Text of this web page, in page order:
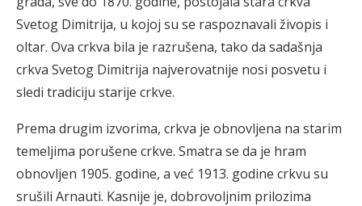
Svetog Dimitrija, u kojoj su se raspoznavali živopis i
oltar. Ova crkva bila je razrušena, tako da sadašnja
crkva Svetog Dimitrija najverovatnije nosi posvetu i
sledi tradiciju starije crkve.
Prema drugim izvorima, crkva je obnovljena na starim
temeljima porušene crkve. Smatra se da je hram
obnovljen 1905. godine, a već 1913. godine crkvu su
srušili Arnauti. Kasnije je, dobrovoljnim prilozima